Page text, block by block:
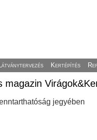
Látványtervezés Kertépítés
magazin
jegyében